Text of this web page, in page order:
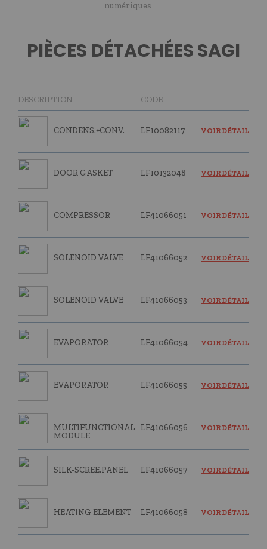
numériques
PIÈCES DÉTACHÉES SAGI
DESCRIPTION CODE
CONDENS.+CONV. LF10082117 VOIR DÉTAIL
DOOR GASKET LF10132048 VOIR DÉTAIL
COMPRESSOR LF41066051 VOIR DÉTAIL
SOLENOID VALVE LF41066052 VOIR DÉTAIL
SOLENOID VALVE LF41066053 VOIR DÉTAIL
EVAPORATOR LF41066054 VOIR DÉTAIL
EVAPORATOR LF41066055 VOIR DÉTAIL
MULTIFUNCTIONAL
MODULE
LF41066056 VOIR DÉTAIL
SILK-SCREE.PANEL LF41066057 VOIR DÉTAIL
HEATING ELEMENT LF41066058 VOIR DÉTAIL